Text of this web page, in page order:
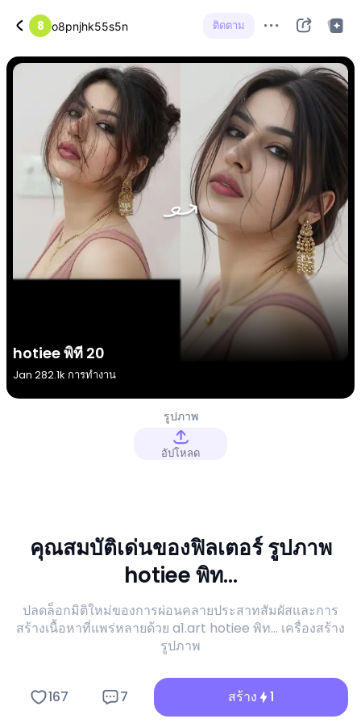
8 o8pnjhk55s5n ติดตาม
hotiee พิที 20
Jan 282.1k การทำงาน
รูปภาพ
อัปโหลด
คุณสมบัติเด่นของฟิลเตอร์ รูปภาพ
hotiee พิท...
ปลดล็อกมิติใหม่ของการผ่อนคลายประสาทสัมผัสและการ
สร้างเนื้อหาที่แพร่หลายด้วย a1.art hotiee พิท... เครื่องสร้าง
รูปภาพ
167 7 สร้าง 1